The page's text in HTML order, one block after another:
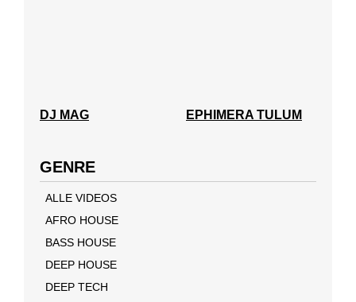
DJ MAG EPHIMERA TULUM
GENRE
ALLE VIDEOS
AFRO HOUSE
BASS HOUSE
DEEP HOUSE
DEEP TECH